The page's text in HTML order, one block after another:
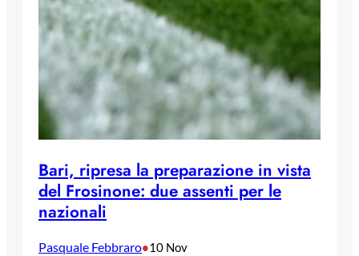
Bari, ripresa la preparazione in vista
del Frosinone: due assenti per le
nazionali
Pasquale Febbraro•10 Nov